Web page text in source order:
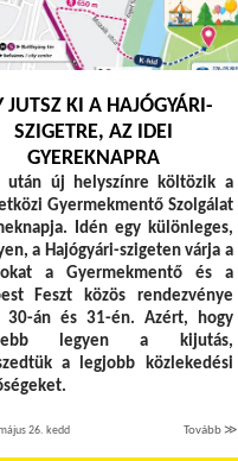
JUTSZ KI A HAJÓGYÁRI-
SZIGETRE, AZ IDEI
GYEREKNAPRA
után új helyszínre költözik a
Gyermekmentő Szolgálat
Idén egy különleges,
a Hajógyári-szigeten várja a
a Gyermekmentő és a
Feszt közös rendezvénye
30-án és 31-én. Azért, hogy
legyen a kijutás,
a legjobb közlekedési
26. kedd Tovább ≫